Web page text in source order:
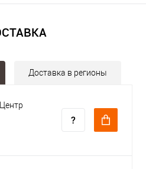
Доставка в регионы